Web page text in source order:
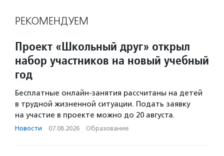
РЕКОМЕНДУЕМ
Проект «Школьный друг» открыл
набор участников на новый учебный
год
Бесплатные онлайн-занятия рассчитаны на детей
в трудной жизненной ситуации. Подать заявку
на участие в проекте можно до 20 августа.
Новости · 07.08.2026 · Образование